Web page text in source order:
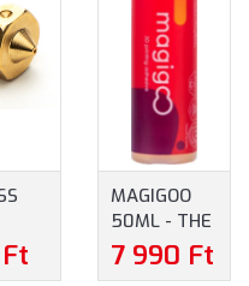
MAGIGOO
50ML - THE
3D PRINTING
ADHESIVE -
7 990 Ft